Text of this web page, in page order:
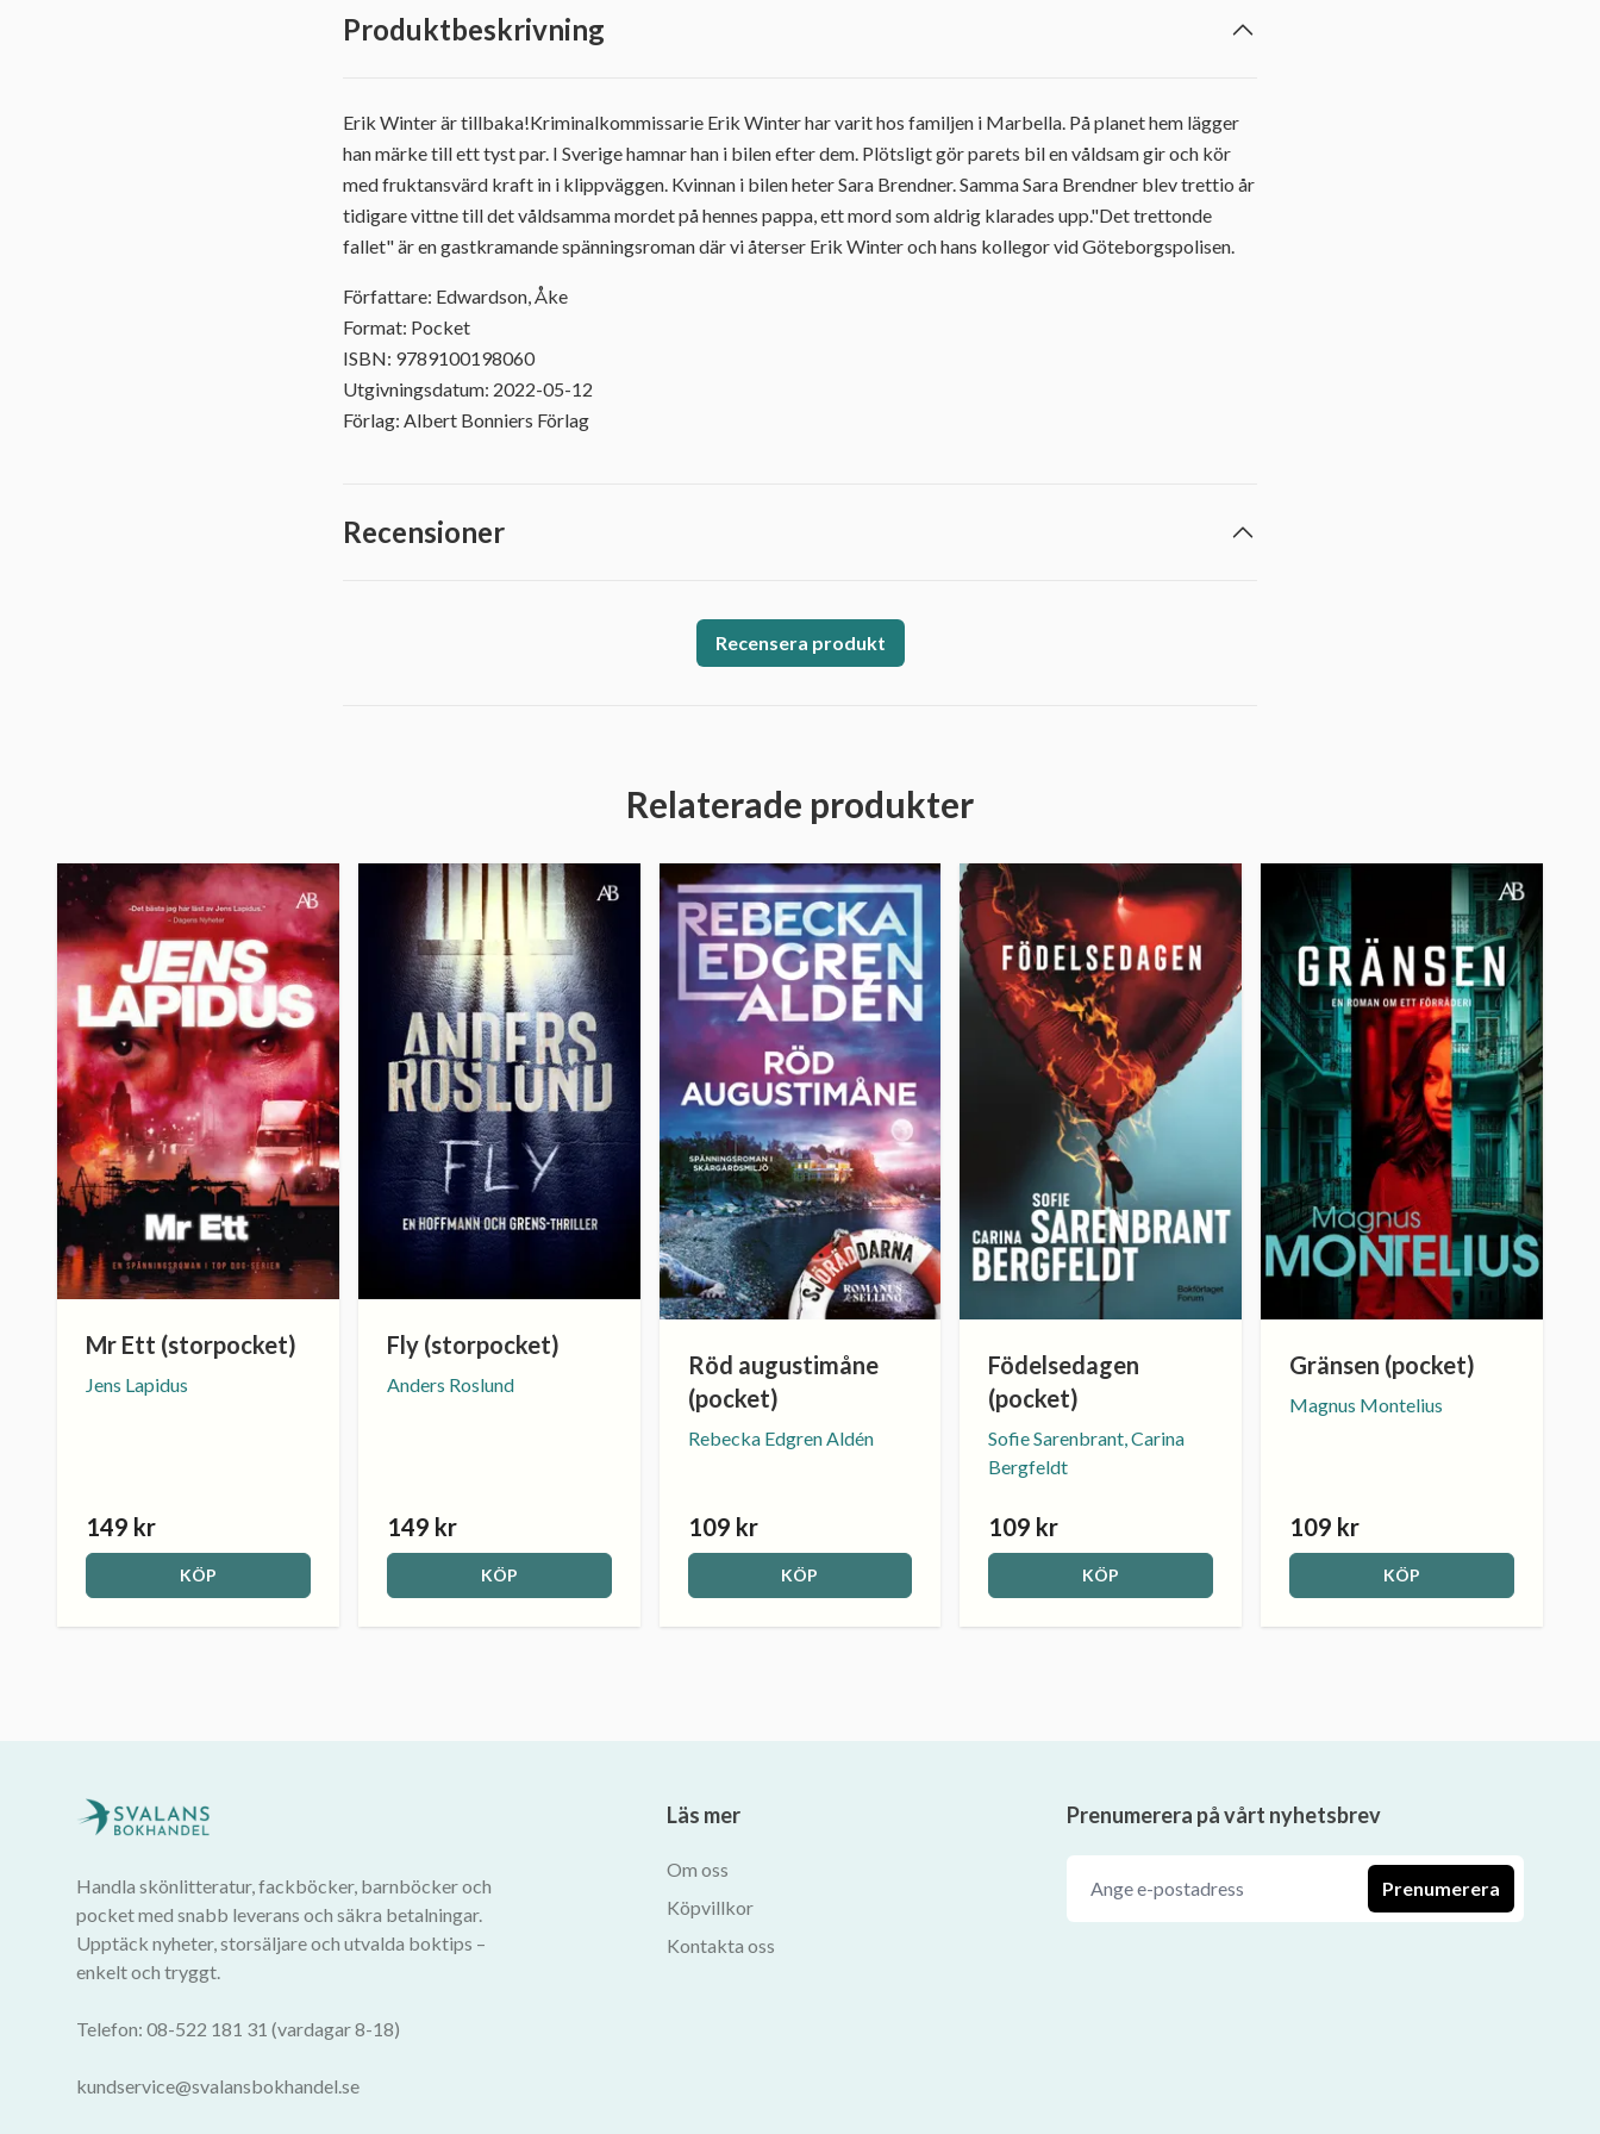
Produktbeskrivning
Erik Winter är tillbaka!Kriminalkommissarie Erik Winter har varit hos familjen i Marbella. På planet hem lägger
han märke till ett tyst par. I Sverige hamnar han i bilen efter dem. Plötsligt gör parets bil en våldsam gir och kör
med fruktansvärd kraft in i klippväggen. Kvinnan i bilen heter Sara Brendner. Samma Sara Brendner blev trettio år
tidigare vittne till det våldsamma mordet på hennes pappa, ett mord som aldrig klarades upp."Det trettonde
fallet" är en gastkramande spänningsroman där vi återser Erik Winter och hans kollegor vid Göteborgspolisen.
Författare: Edwardson, Åke
Format: Pocket
ISBN: 9789100198060
Utgivningsdatum: 2022-05-12
Förlag: Albert Bonniers Förlag
Recensioner
Recensera produkt
Relaterade produkter
Mr Ett (storpocket)
Jens Lapidus
149 kr
KÖP
Fly (storpocket)
Anders Roslund
149 kr
KÖP
Röd augustimåne
(pocket)
Rebecka Edgren Aldén
109 kr
KÖP
Födelsedagen
(pocket)
Sofie Sarenbrant, Carina
Bergfeldt
109 kr
KÖP
Gränsen (pocket)
Magnus Montelius
109 kr
KÖP
Handla skönlitteratur, fackböcker, barnböcker och
pocket med snabb leverans och säkra betalningar.
Upptäck nyheter, storsäljare och utvalda boktips –
enkelt och tryggt.
Telefon: 08-522 181 31 (vardagar 8-18)
kundservice@svalansbokhandel.se
Läs mer
Om oss
Köpvillkor
Kontakta oss
Prenumerera på vårt nyhetsbrev
Prenumerera